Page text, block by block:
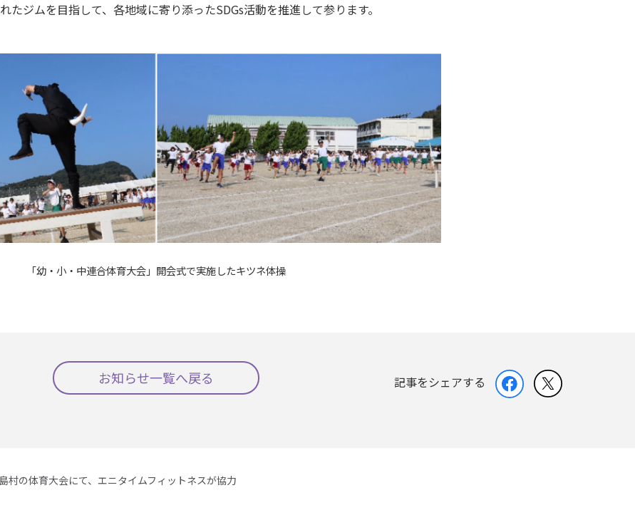
ジムを目指して、各地域に寄り添ったSDGs活動を推進して参ります。
「幼・小・中連合体育大会」開会式で実施したキツネ体操
お知らせ一覧へ戻る 記事をシェアする
村の体育大会にて、エニタイムフィットネスが協力